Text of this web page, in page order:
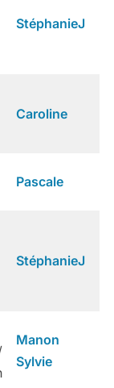
StéphanieJ
Caroline
Pascale
StéphanieJ
Manon
Sylvie